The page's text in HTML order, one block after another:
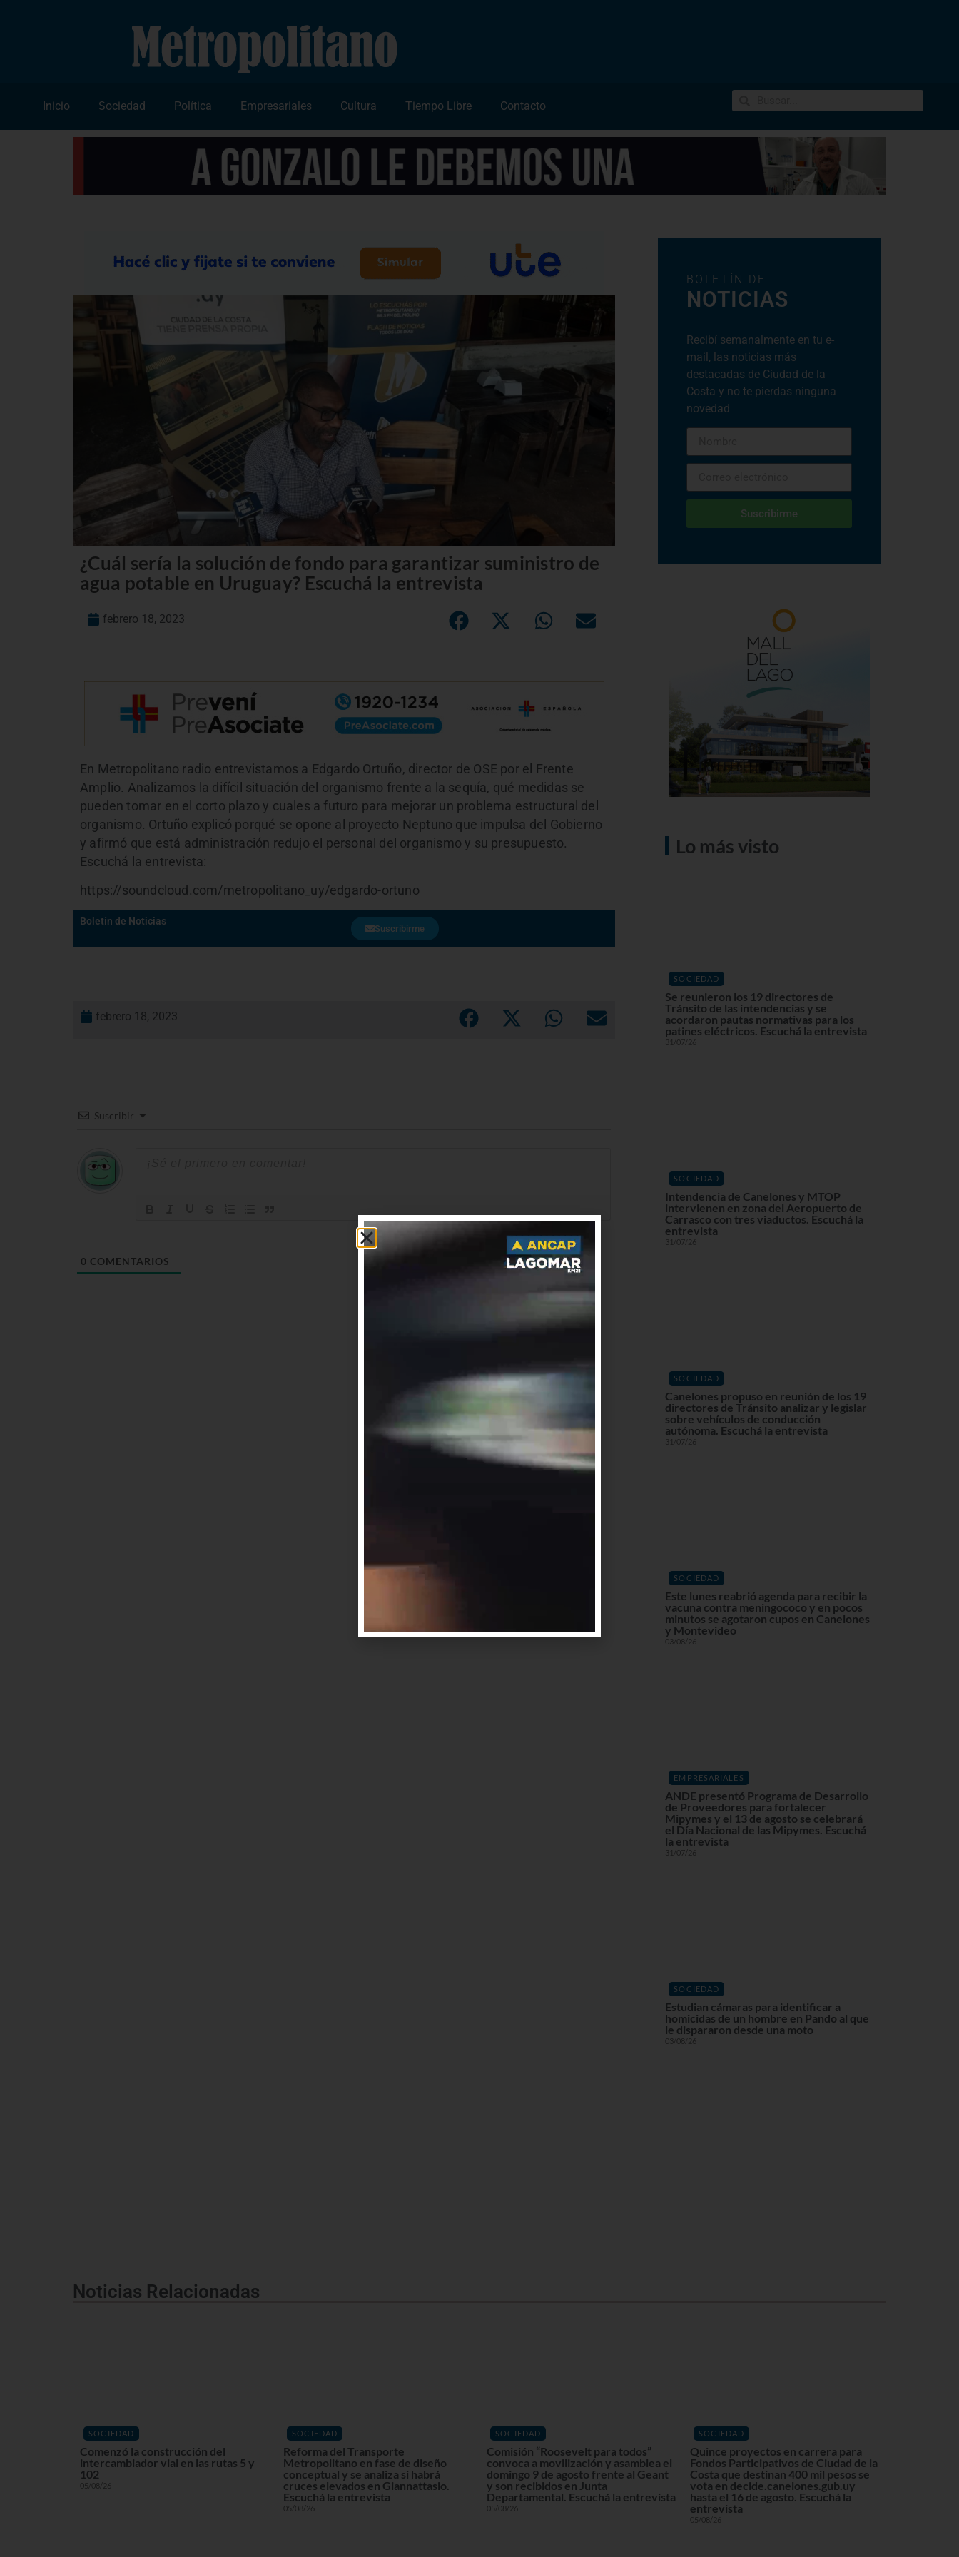
Inicio Sociedad Política Empresariales Cultura Tiempo Libre Contacto
¿Cuál sería la solución de fondo para garantizar suministro de
agua potable en Uruguay? Escuchá la entrevista
febrero 18, 2023
En Metropolitano radio entrevistamos a Edgardo Ortuño, director de OSE por el Frente
Amplio. Analizamos la difícil situación del organismo frente a la sequía, qué medidas se
pueden tomar en el corto plazo y cuales a futuro para mejorar un problema estructural del
organismo. Ortuño explicó porqué se opone al proyecto Neptuno que impulsa del Gobierno
y afirmó que está administración redujo el personal del organismo y su presupuesto.
Escuchá la entrevista:
https://soundcloud.com/metropolitano_uy/edgardo-ortuno
Boletín de Noticias
Suscribirme
febrero 18, 2023
Suscribir
0 COMENTARIOS
BOLETÍN DE
NOTICIAS
Recibí semanalmente en tu e-
mail, las noticias más
destacadas de Ciudad de la
Costa y no te pierdas ninguna
novedad
Suscribirme
Lo más visto
SOCIEDAD
Se reunieron los 19 directores de
Tránsito de las intendencias y se
acordaron pautas normativas para los
patines eléctricos. Escuchá la entrevista
31/07/26
SOCIEDAD
Intendencia de Canelones y MTOP
intervienen en zona del Aeropuerto de
Carrasco con tres viaductos. Escuchá la
entrevista
31/07/26
SOCIEDAD
Canelones propuso en reunión de los 19
directores de Tránsito analizar y legislar
sobre vehículos de conducción
autónoma. Escuchá la entrevista
31/07/26
SOCIEDAD
Este lunes reabrió agenda para recibir la
vacuna contra meningococo y en pocos
minutos se agotaron cupos en Canelones
y Montevideo
03/08/26
EMPRESARIALES
ANDE presentó Programa de Desarrollo
de Proveedores para fortalecer
Mipymes y el 13 de agosto se celebrará
el Día Nacional de las Mipymes. Escuchá
la entrevista
31/07/26
SOCIEDAD
Estudian cámaras para identificar a
homicidas de un hombre en Pando al que
le dispararon desde una moto
03/08/26
Noticias Relacionadas
SOCIEDAD
Comenzó la construcción del
intercambiador vial en las rutas 5 y
102
05/08/26
SOCIEDAD
Reforma del Transporte
Metropolitano en fase de diseño
conceptual y se analiza si habrá
cruces elevados en Giannattasio.
Escuchá la entrevista
05/08/26
SOCIEDAD
Comisión “Roosevelt para todos”
convoca a movilización y asamblea el
domingo 9 de agosto frente al Geant
y son recibidos en Junta
Departamental. Escuchá la entrevista
05/08/26
SOCIEDAD
Quince proyectos en carrera para
Fondos Participativos de Ciudad de la
Costa que destinan 400 mil pesos se
vota en decide.canelones.gub.uy
hasta el 16 de agosto. Escuchá la
entrevista
05/08/26